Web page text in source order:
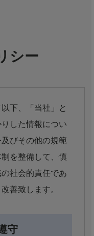
シー
下、「当社」と
した情報につい
びその他の規範
を整備して、慎
社会的責任であ
善致します。
守